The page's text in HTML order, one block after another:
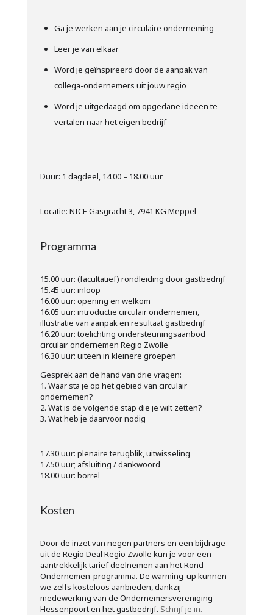
Ga je werken aan je circulaire onderneming
Leer je van elkaar
Word je geïnspireerd door de aanpak van
collega-ondernemers uit jouw regio
Word je uitgedaagd om opgedane ideeën te
vertalen naar het eigen bedrijf
Duur: 1 dagdeel, 14.00 – 18.00 uur
Locatie: NICE Gasgracht 3, 7941 KG Meppel
Programma
15.00 uur: (facultatief) rondleiding door gastbedrijf
15.45 uur: inloop
16.00 uur: opening en welkom
16.05 uur: introductie circulair ondernemen,
illustratie van aanpak en resultaat gastbedrijf
16.20 uur: toelichting ondersteuningsaanbod
circulair ondernemen Regio Zwolle
16.30 uur: uiteen in kleinere groepen
Gesprek aan de hand van drie vragen:
1. Waar sta je op het gebied van circulair
ondernemen?
2. Wat is de volgende stap die je wilt zetten?
3. Wat heb je daarvoor nodig
17.30 uur: plenaire terugblik, uitwisseling
17.50 uur; afsluiting / dankwoord
18.00 uur: borrel
Kosten
Door de inzet van negen partners en een bijdrage
uit de Regio Deal Regio Zwolle kun je voor een
aantrekkelijk tarief deelnemen aan het Rond
Ondernemen-programma. De warming-up kunnen
we zelfs kosteloos aanbieden, dankzij
medewerking van de Ondernemersvereniging
Hessenpoort en het gastbedrijf. Schrijf je in.